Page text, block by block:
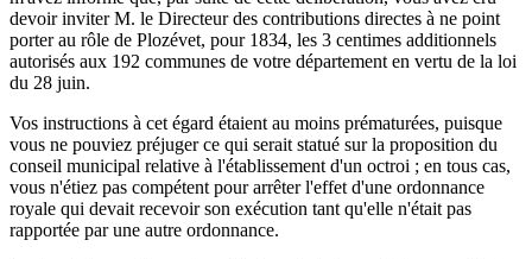
devoir inviter M. le Directeur des contributions directes à ne point
porter au rôle de Plozévet, pour 1834, les 3 centimes additionnels
autorisés aux 192 communes de votre département en vertu de la loi
du 28 juin.
Vos instructions à cet égard étaient au moins prématurées, puisque
vous ne pouviez préjuger ce qui serait statué sur la proposition du
conseil municipal relative à l'établissement d'un octroi ; en tous cas,
vous n'étiez pas compétent pour arrêter l'effet d'une ordonnance
royale qui devait recevoir son exécution tant qu'elle n'était pas
rapportée par une autre ordonnance.